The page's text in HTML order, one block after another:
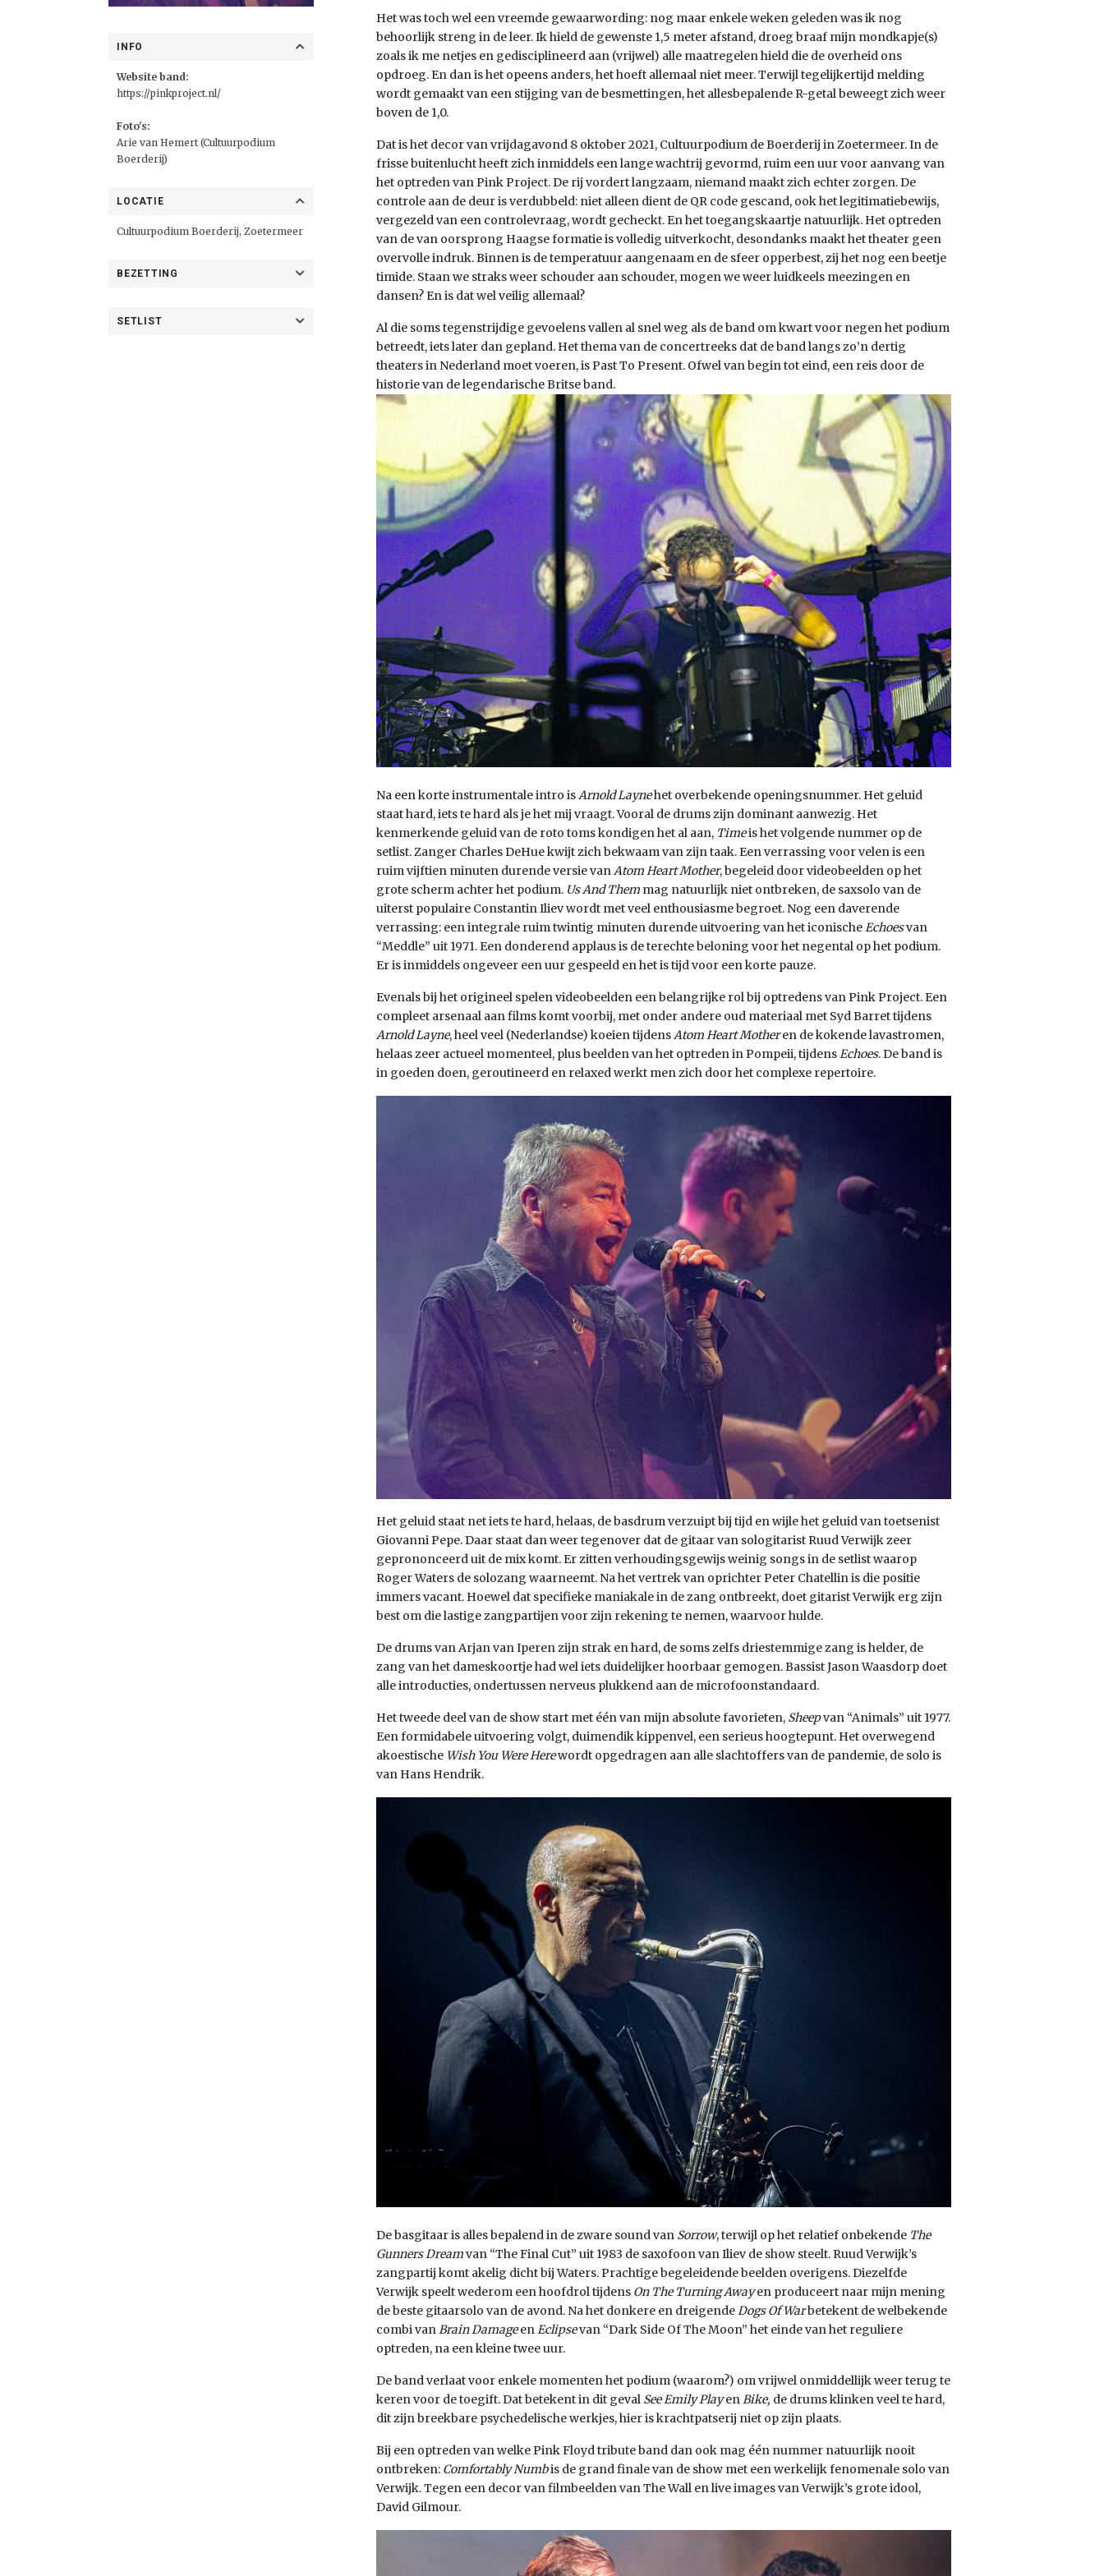
INFO
Website band:
https://pinkproject.nl/
Foto's:
Arie van Hemert (Cultuurpodium
Boerderij)
LOCATIE
Cultuurpodium Boerderij, Zoetermeer
BEZETTING
SETLIST
Het was toch wel een vreemde gewaarwording: nog maar enkele weken geleden was ik nog
behoorlijk streng in de leer. Ik hield de gewenste 1,5 meter afstand, droeg braaf mijn mondkapje(s)
zoals ik me netjes en gedisciplineerd aan (vrijwel) alle maatregelen hield die de overheid ons
opdroeg. En dan is het opeens anders, het hoeft allemaal niet meer. Terwijl tegelijkertijd melding
wordt gemaakt van een stijging van de besmettingen, het allesbepalende R-getal beweegt zich weer
boven de 1,0.
Dat is het decor van vrijdagavond 8 oktober 2021, Cultuurpodium de Boerderij in Zoetermeer. In de
frisse buitenlucht heeft zich inmiddels een lange wachtrij gevormd, ruim een uur voor aanvang van
het optreden van Pink Project. De rij vordert langzaam, niemand maakt zich echter zorgen. De
controle aan de deur is verdubbeld: niet alleen dient de QR code gescand, ook het legitimatiebewijs,
vergezeld van een controlevraag, wordt gecheckt. En het toegangskaartje natuurlijk. Het optreden
van de van oorsprong Haagse formatie is volledig uitverkocht, desondanks maakt het theater geen
overvolle indruk. Binnen is de temperatuur aangenaam en de sfeer opperbest, zij het nog een beetje
timide. Staan we straks weer schouder aan schouder, mogen we weer luidkeels meezingen en
dansen? En is dat wel veilig allemaal?
Al die soms tegenstrijdige gevoelens vallen al snel weg als de band om kwart voor negen het podium
betreedt, iets later dan gepland. Het thema van de concertreeks dat de band langs zo’n dertig
theaters in Nederland moet voeren, is Past To Present. Ofwel van begin tot eind, een reis door de
historie van de legendarische Britse band.
Na een korte instrumentale intro isArnold Laynehet overbekende openingsnummer. Het geluid
staat hard, iets te hard als je het mij vraagt. Vooral de drums zijn dominant aanwezig. Het
kenmerkende geluid van de roto toms kondigen het al aan, Timeis het volgende nummer op de
setlist. Zanger Charles DeHue kwijt zich bekwaam van zijn taak. Een verrassing voor velen is een
ruim vijftien minuten durende versie vanAtom Heart Mother, begeleid door videobeelden op het
grote scherm achter het podium. Us And Them mag natuurlijk niet ontbreken, de saxsolo van de
uiterst populaire Constantin Iliev wordt met veel enthousiasme begroet. Nog een daverende
verrassing: een integrale ruim twintig minuten durende uitvoering van het iconischeEchoesvan
“Meddle” uit 1971. Een donderend applaus is de terechte beloning voor het negental op het podium.
Er is inmiddels ongeveer een uur gespeeld en het is tijd voor een korte pauze.
Evenals bij het origineel spelen videobeelden een belangrijke rol bij optredens van Pink Project. Een
compleet arsenaal aan films komt voorbij, met onder andere oud materiaal met Syd Barret tijdens
Arnold Layne, heel veel (Nederlandse) koeien tijdensAtom Heart Motheren de kokende lavastromen,
helaas zeer actueel momenteel, plus beelden van het optreden in Pompeii, tijdensEchoes. De band is
in goeden doen, geroutineerd en relaxed werkt men zich door het complexe repertoire.
Het geluid staat net iets te hard, helaas, de basdrum verzuipt bij tijd en wijle het geluid van toetsenist
Giovanni Pepe. Daar staat dan weer tegenover dat de gitaar van sologitarist Ruud Verwijk zeer
geprononceerd uit de mix komt. Er zitten verhoudingsgewijs weinig songs in de setlist waarop
Roger Waters de solozang waarneemt. Na het vertrek van oprichter Peter Chatellin is die positie
immers vacant. Hoewel dat specifieke maniakale in de zang ontbreekt, doet gitarist Verwijk erg zijn
best om die lastige zangpartijen voor zijn rekening te nemen, waarvoor hulde.
De drums van Arjan van Iperen zijn strak en hard, de soms zelfs driestemmige zang is helder, de
zang van het dameskoortje had wel iets duidelijker hoorbaar gemogen. Bassist Jason Waasdorp doet
alle introducties, ondertussen nerveus plukkend aan de microfoonstandaard.
Het tweede deel van de show start met één van mijn absolute favorieten, Sheepvan “Animals” uit 1977.
Een formidabele uitvoering volgt, duimendik kippenvel, een serieus hoogtepunt. Het overwegend
akoestische Wish You Were Herewordt opgedragen aan alle slachtoffers van de pandemie, de solo is
van Hans Hendrik.
De basgitaar is alles bepalend in de zware sound van Sorrow, terwijl op het relatief onbekende The
Gunners Dreamvan “The Final Cut” uit 1983 de saxofoon van Iliev de show steelt. Ruud Verwijk’s
zangpartij komt akelig dicht bij Waters. Prachtige begeleidende beelden overigens. Diezelfde
Verwijk speelt wederom een hoofdrol tijdens On The Turning Awayen produceert naar mijn mening
de beste gitaarsolo van de avond. Na het donkere en dreigendeDogs Of Warbetekent de welbekende
combi vanBrain DamageenEclipsevan “Dark Side Of The Moon” het einde van het reguliere
optreden, na een kleine twee uur.
De band verlaat voor enkele momenten het podium (waarom?) om vrijwel onmiddellijk weer terug te
keren voor de toegift. Dat betekent in dit geval See Emily PlayenBike, de drums klinken veel te hard,
dit zijn breekbare psychedelische werkjes, hier is krachtpatserij niet op zijn plaats.
Bij een optreden van welke Pink Floyd tribute band dan ook mag één nummer natuurlijk nooit
ontbreken: Comfortably Numbis de grand finale van de show met een werkelijk fenomenale solo van
Verwijk. Tegen een decor van filmbeelden van The Wall en live images van Verwijk’s grote idool,
David Gilmour.